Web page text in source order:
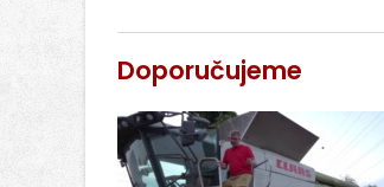
Doporučujeme